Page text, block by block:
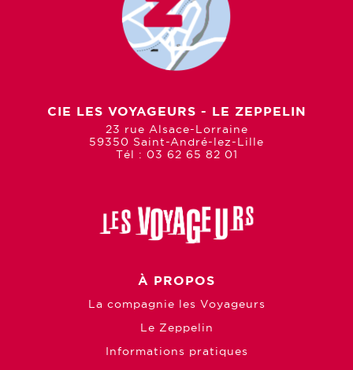
CIE LES VOYAGEURS - LE ZEPPELIN
23 rue Alsace-Lorraine
59350 Saint-André-lez-Lille
Tél : 03 62 65 82 01
À PROPOS
La compagnie les Voyageurs
Le Zeppelin
Informations pratiques